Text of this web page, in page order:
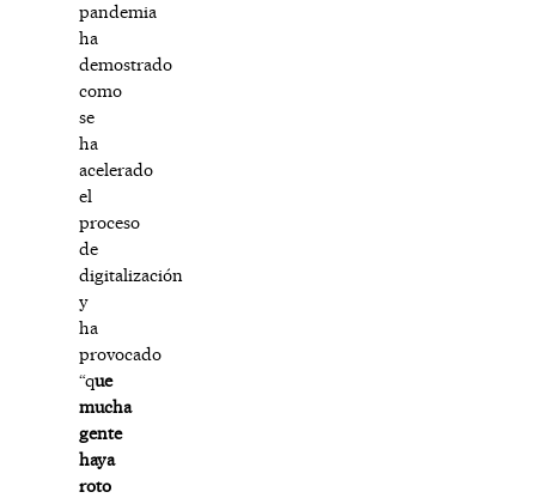
pandemia
ha
demostrado
como
se
ha
acelerado
el
proceso
de
digitalización
y
ha
provocado
“que
mucha
gente
haya
roto